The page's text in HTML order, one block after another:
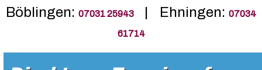
Böblingen: 07031 25943 | Ehningen: 07034
61714